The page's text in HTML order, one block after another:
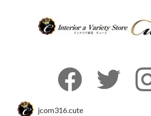
jcom316.cute